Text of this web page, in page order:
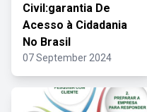
Civil:garantia De
Acesso à Cidadania
No Brasil
07 September 2024